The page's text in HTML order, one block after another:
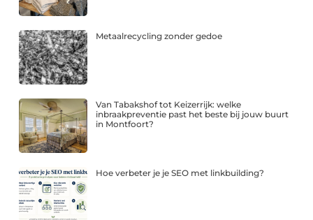
Metaalrecycling zonder gedoe
Van Tabakshof tot Keizerrijk: welke
inbraakpreventie past het beste bij jouw buurt
in Montfoort?
Hoe verbeter je je SEO met linkbuilding?